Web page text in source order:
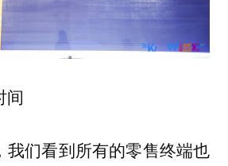
间
我们看到所有的零售终端也